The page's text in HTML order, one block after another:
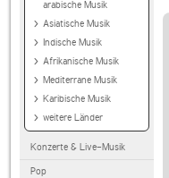
arabische Musik
Asiatische Musik
Indische Musik
Afrikanische Musik
Mediterrane Musik
Karibische Musik
weitere Länder
Konzerte & Live-Musik
Pop